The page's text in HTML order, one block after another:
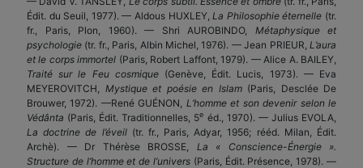
Édit. du Seuil, 1977). — Aldous HUXLEY,La Philosophie éternelle (tr.
fr., Paris, Plon, 1960). — Shri AUROBINDO, Métaphysique et
psychologie (tr. fr., Paris, Albin Michel, 1976). — Jean PRIEUR, L’aura
et le corps immortel (Paris, Robert Laffont, 1979). — Alice A. BAILEY,
Traité sur le Feu cosmique(Genève, Édit. Lucis, 1973). — Eva
MEYEROVITCH, Mystique et poésie en Islam(Paris, Desclée De
Brouwer, 1972). —René GUÉNON, L’homme et son devenir selon le
Védânta (Paris, Édit. Traditionnelles, 5e éd., 1970). — Julius EVOLA,
La doctrine de l’éveil(tr. fr., Paris, Adyar, 1956; rééd. Milan, Édit.
Archè). — Dr Thérèse BROSSE, La « Conscience-Énergie ».
Structure de l’homme et de l’univers (Paris, Édit. Présence, 1978). —